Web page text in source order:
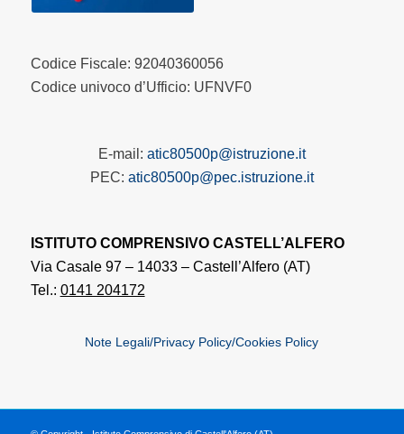
Codice Fiscale: 92040360056
Codice univoco d’Ufficio: UFNVF0
E-mail: atic80500p@istruzione.it
PEC: atic80500p@pec.istruzione.it
ISTITUTO COMPRENSIVO CASTELL’ALFERO
Via Casale 97 – 14033 – Castell’Alfero (AT)
Tel.: 0141 204172
Note Legali/Privacy Policy/Cookies Policy